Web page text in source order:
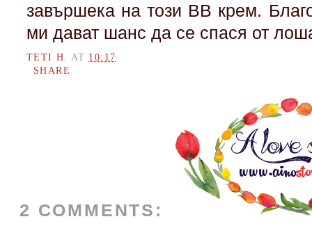
завършека на този BB крем.
ми дават шанс да се спася от
TETI H.AT 10:17
SHARE
2 COMMENTS: